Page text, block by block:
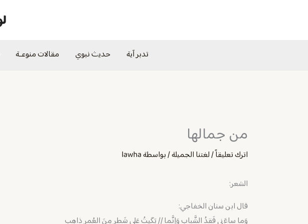
تدبر آية حديث نبوي مقالات منوعــة
من جمالها
اترك تعليقاً/لغتنا الجميلة/ بواسطةlawha
الشعر:
قال ابن سنان الخفاجي:
وَما ساءَني فَقدُ الشَّبابِ وَإِنَّما // بَكَيتُ عَلى شَطرٍ مِنَ العُمرِ ذاهِبِ